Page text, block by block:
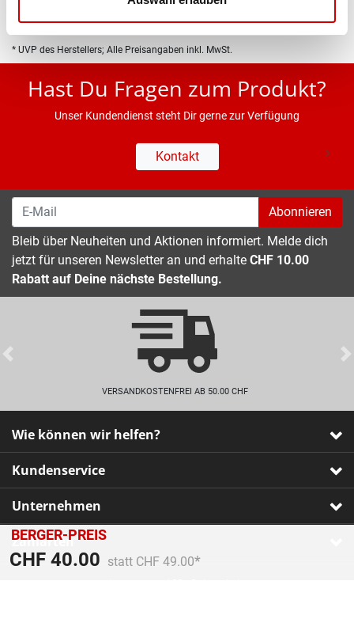
BERGER-PREIS
CHF 40.00 Preis reduziert von
statt CHF 49.00
An
* UVP des Herstellers; Alle Preisangaben inkl. MwSt.
Hast Du Fragen zum Produkt?
Unser Kundendienst steht Dir gerne zur Verfügung
Kontakt
Abonnieren
Bleib über Neuheiten und Aktionen informiert. Melde dich
jetzt für unseren Newsletter an und erhalte CHF 10.00
Rabatt auf Deine nächste Bestellung.
VERSANDKOSTENFREI AB 50.00 CHF
Previous
Wie können wir helfen?
Kundenservice
Unternehmen
Zahlarten